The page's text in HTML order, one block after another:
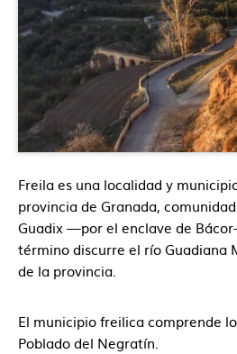
Freila es una localidad y
provincia de Granada,
Guadix —por el enclave de
término discurre el río Guadiana
de la provincia.
El municipio freilica comprende
Poblado del Negratín.